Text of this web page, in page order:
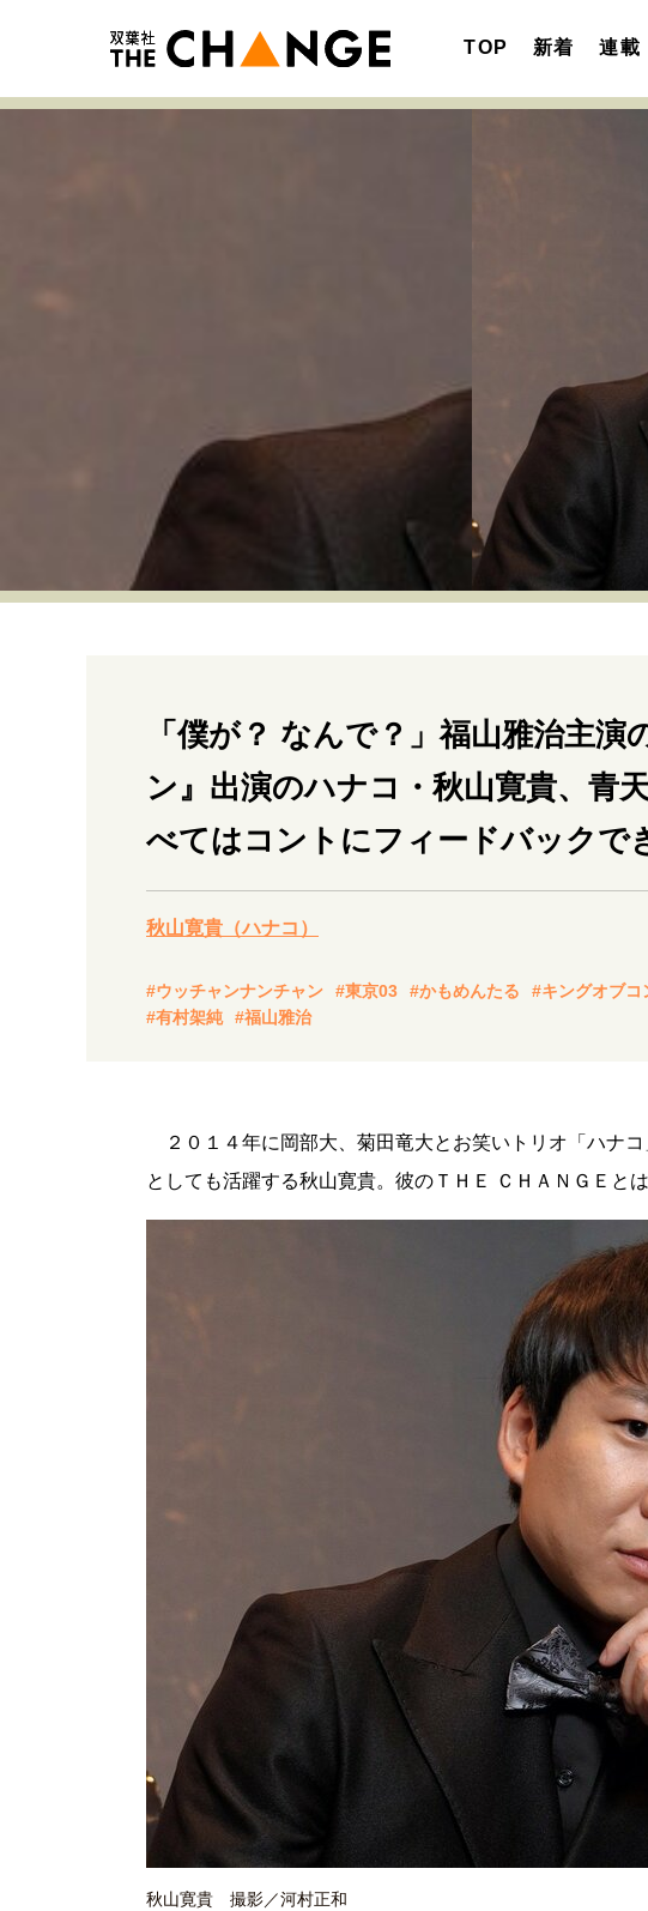
TOP 新着 連載
キャリア・働き方 セカンドキャリア
リーダーの流儀
病が教えてくれた
私を彩るエッセン
社会・カルチャー・マネー 地域とつながる/
「僕が？ なんで？」福山雅治主
ン』出演のハナコ・秋山寛貴、青
べてはコントにフィードバックで
秋山寛貴（ハナコ）
#ウッチャンナンチャン #東京03 #かもめんたる #キングオブコ
#有村架純
#福山雅治
２０１４年に岡部大、菊田竜大とお笑いトリオ「ハナ
としても活躍する秋山寛貴。彼のＴＨＥ ＣＨＡＮＧＥと
秋山寛貴 撮影／河村正和